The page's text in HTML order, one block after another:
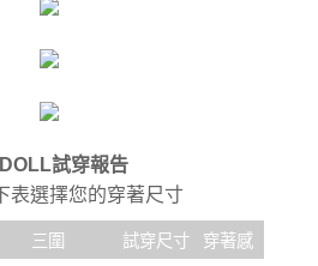
試穿報告
表選擇您的穿著尺寸
三圍 試穿尺寸
穿著感